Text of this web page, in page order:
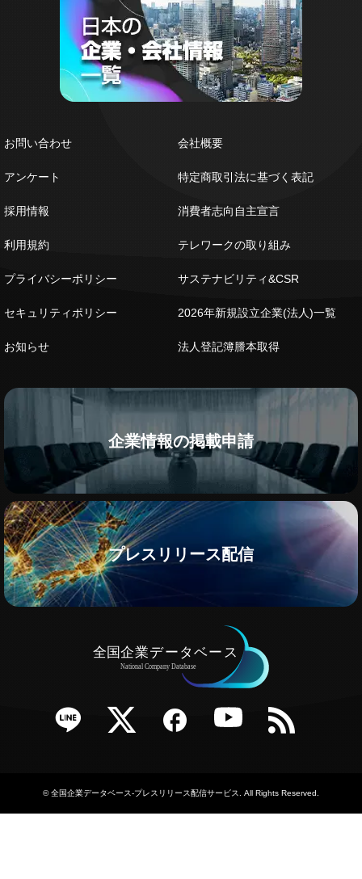
お問い合わせ
アンケート
採用情報
利用規約
プライバシーポリシー
セキュリティポリシー
お知らせ
会社概要
特定商取引法に基づく表記
消費者志向自主宣言
テレワークの取り組み
サステナビリティ&CSR
2026年新規設立企業(法人)一覧
法人登記簿謄本取得
企業情報の掲載申請
プレスリリース配信
Twitter Facebook YouTube RSS
©全国企業データベース-プレスリリース配信サービス . All Rights Reserved.